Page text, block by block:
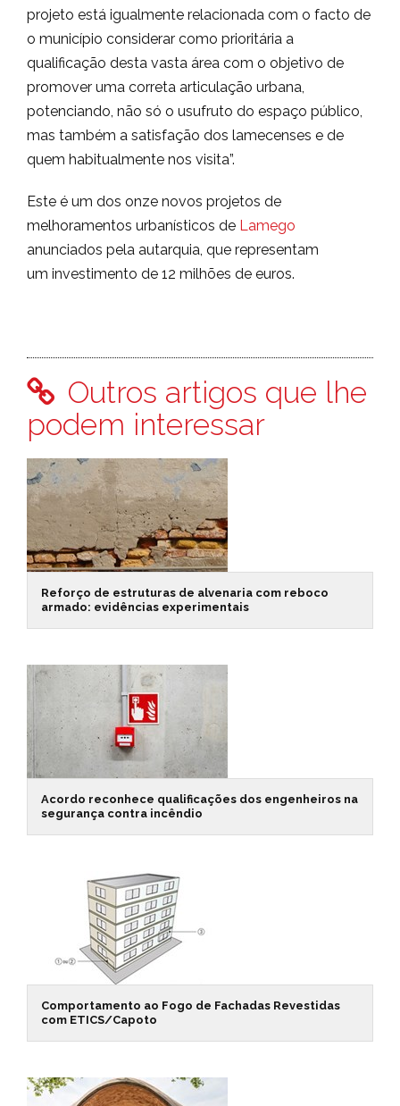
projeto está igualmente relacionada com o facto de
o município considerar como prioritária a
qualificação desta vasta área com o objetivo de
promover uma correta articulação urbana,
potenciando, não só o usufruto do espaço público,
mas também a satisfação dos lamecenses e de
quem habitualmente nos visita”.
Este é um dos onze novos projetos de
melhoramentos urbanísticos de Lamego
anunciados pela autarquia, que representam
um investimento de 12 milhões de euros.
Outros artigos que lhe
podem interessar
Reforço de estruturas de alvenaria com reboco
armado: evidências experimentais
Acordo reconhece qualificações dos engenheiros na
segurança contra incêndio
Comportamento ao Fogo de Fachadas Revestidas
com ETICS/Capoto